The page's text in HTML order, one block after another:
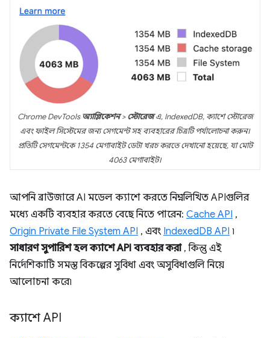
Chrome DevToolsঅ্যাপ্লিকেশন>স্টোরেজএ, IndexedDB, ক্যাশে স্টোরেজ
এবং ফাইল সিস্টেমের জন্য সেগমেন্ট সহ ব্যবহারের চিত্রটি পর্যালোচনা করুন।
প্রতিটি সেগমেন্টকে 1354 মেগাবাইট ডেটা খরচ করতে দেখানো হয়েছে, যা মোট
4063 মেগাবাইট।
আপনি ব্রাউজারে AI মডেল ক্যাশে করতে নিম্নলিখিত APIগুলির
মধ্যে একটি ব্যবহার করতে বেছে নিতে পারেন: Cache API ,
Origin Private File System API , এবং IndexedDB API ৷
সাধারণ সুপারিশ হল ক্যাশে API ব্যবহার করা, কিন্তু এই
নির্দেশিকাটি সমস্ত বিকল্পের সুবিধা এবং অসুবিধাগুলি নিয়ে
আলোচনা করে৷
ক্যাশে API